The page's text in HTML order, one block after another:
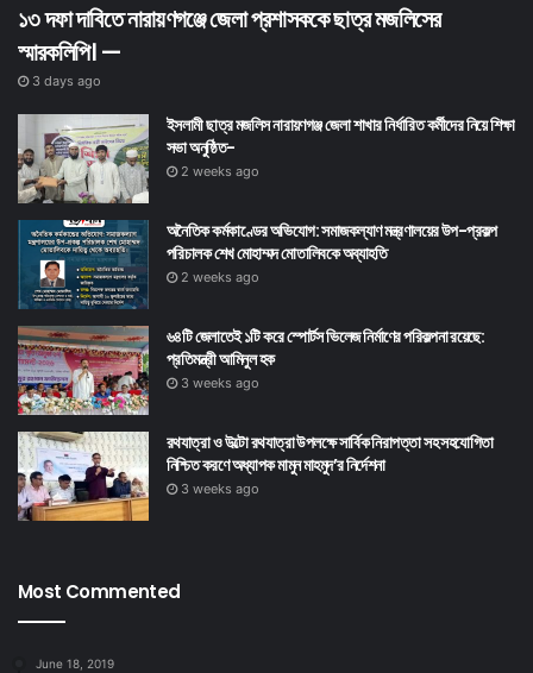
১৩ দফা দাবিতে নারায়ণগঞ্জে জেলা প্রশাসককে ছাত্র মজলিসের
স্মারকলিপি। —
3 days ago
ইসলামী ছাত্র মজলিস নারায়ণগঞ্জ জেলা শাখার নির্ধারিত কর্মীদের নিয়ে শিক্ষা
সভা অনুষ্ঠিত-
2 weeks ago
অনৈতিক কর্মকাণ্ডের অভিযোগ: সমাজকল্যাণ মন্ত্রণালয়ের উপ-প্রকল্প
পরিচালক শেখ মোহাম্মদ মোতালিবকে অব্যাহতি
2 weeks ago
৬৪টি জেলাতেই ১টি করে স্পোর্টস ভিলেজ নির্মাণের পরিকল্পনা রয়েছে:
প্রতিমন্ত্রী আমিনুল হক
3 weeks ago
রথযাত্রা ও উল্টো রথযাত্রা উপলক্ষে সার্বিক নিরাপত্তা সহ সহযোগিতা
নিশ্চিত করণে অধ্যাপক মামুন মাহমুদ’র নির্দেশনা
3 weeks ago
Most Commented
June 18, 2019